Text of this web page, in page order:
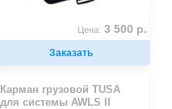
Цена: 3 500 р.
Заказать
Карман грузовой TUSA
для системы AWLS II